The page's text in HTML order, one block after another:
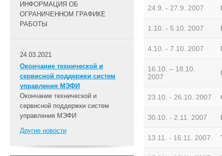
ИНФОРМАЦИЯ ОБ
ОГРАНИЧЕННОМ ГРАФИКЕ
РАБОТЫ
24.03.2021
Окончание технической и
сервисной поддержки систем
управления МЭФИ
Окончание технической и
сервисной поддержки систем
управления МЭФИ
Другие новости
24.9. - 27.9. 2007
1.10. - 5.10. 2007
4.10. - 7.10. 2007
16.10. – 18.10.
2007
23.10. - 26.10. 2007
30.10. - 2.11. 2007
13.11. - 16.11. 2007